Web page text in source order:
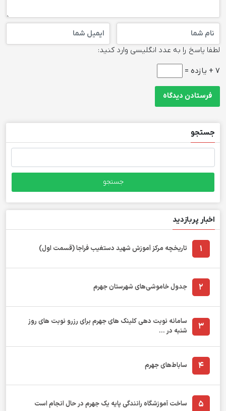
لطفا پاسخ را به عدد انگلیسی وارد کنید:
7 + یازده =
جستجو
جستجو
اخبار پربازدید
1 تاریخچه مرکز آموزش شهید دستغیب فراجا (قسمت اول)
2 جدول خاموشی‌های شهرستان جهرم
3
سامانه نوبت دهی کلینک های جهرم برای رزرو نوبت های روز
شنبه در ...
4 ساباط‌های جهرم
5 ساخت آموزشگاه رانندگی پایه یک جهرم در حال انجام است